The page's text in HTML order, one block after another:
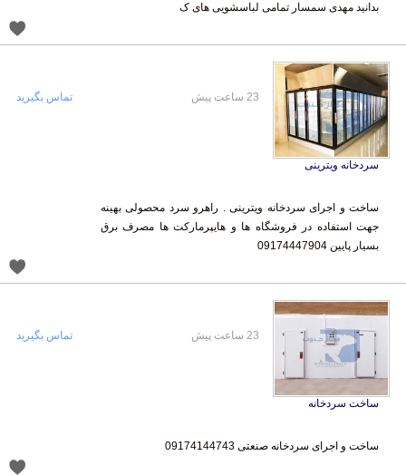
بدانید مهدی سمسار تمامی لباسشویی های ک
سردخانه ویترینی
ساخت و اجرای سردخانه ویترینی . راهرو سرد محصولی بهینه
جهت استفاده در فروشگاه ها و هایپرمارکت ها مصرف برق
بسیار پایین 09174447904
23 ساعت پیش تماس بگیرید
ساخت سردخانه
ساخت و اجرای سردخانه صنعتی 09174144743
23 ساعت پیش تماس بگیرید